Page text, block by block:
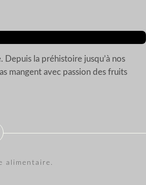
la préhistoire jusqu’à nos
mangent avec passion des fruits
alimentaire.